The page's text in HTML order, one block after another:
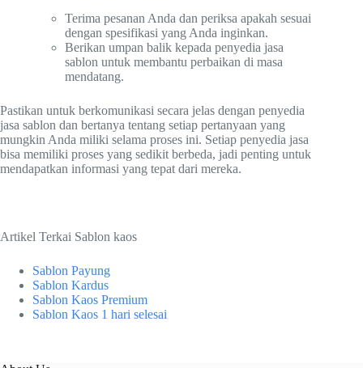
Terima pesanan Anda dan periksa apakah sesuai
dengan spesifikasi yang Anda inginkan.
Berikan umpan balik kepada penyedia jasa
sablon untuk membantu perbaikan di masa
mendatang.
Pastikan untuk berkomunikasi secara jelas dengan penyedia
jasa sablon dan bertanya tentang setiap pertanyaan yang
mungkin Anda miliki selama proses ini. Setiap penyedia jasa
bisa memiliki proses yang sedikit berbeda, jadi penting untuk
mendapatkan informasi yang tepat dari mereka.
Artikel Terkai Sablon kaos
Sablon Payung
Sablon Kardus
Sablon Kaos Premium
Sablon Kaos 1 hari selesai